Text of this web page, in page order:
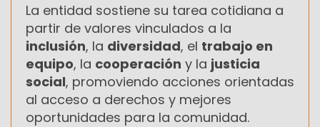
La entidad sostiene su tarea cotidiana a
partir de valores vinculados a la
inclusión, la diversidad, el trabajo en
equipo, la cooperación y la justicia
social, promoviendo acciones orientadas
al acceso a derechos y mejores
oportunidades para la comunidad.